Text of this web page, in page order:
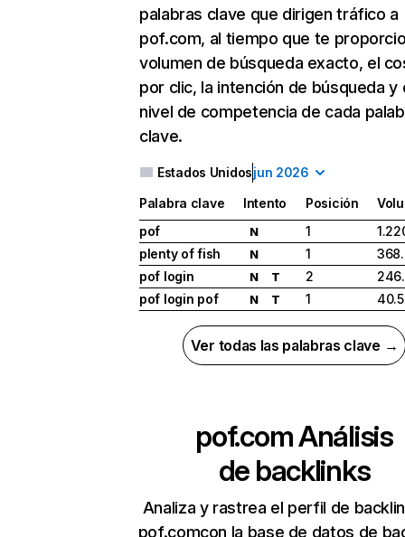
palabras clave que dirigen tráfico a
pof.com, al tiempo que te
volumen de búsqueda exacto, el
por clic, la intención de búsqueda y
nivel de competencia de cada
clave.
Estados Unidosjun 2026
Palabra clave Intento Posición
pof
N 1
plenty of fish
N 1
pof login
N T 2
pof login pof
N T 1
Ver todas las palabras clave →
pof.comAnálisis
de backlinks
Analiza y rastrea el perfil de
pof.comcon la base de datos de